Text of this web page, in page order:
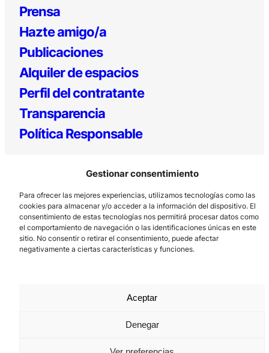
Gestionar consentimiento
Para ofrecer las mejores experiencias, utilizamos tecnologías como las
cookies para almacenar y/o acceder a la información del dispositivo. El
consentimiento de estas tecnologías nos permitirá procesar datos como
el comportamiento de navegación o las identificaciones únicas en este
sitio. No consentir o retirar el consentimiento, puede afectar
negativamente a ciertas características y funciones.
Aceptar
Denegar
Prensa
Hazte amigo/a
Publicaciones
Alquiler de espacios
Perfil del contratante
Transparencia
Política Responsable
Los Prados, 121 – 33203 Gijón
985 185 577 – info@laboralcentrodearte.org